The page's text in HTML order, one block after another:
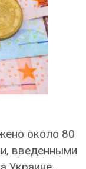
около 80
введенными